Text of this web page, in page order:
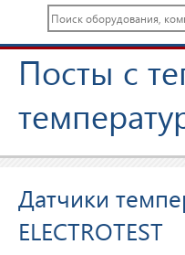
Посты с
Датчики
ELECTROTEST